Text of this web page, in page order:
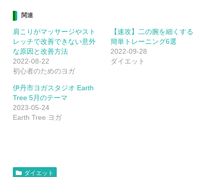
関連
肩こりがマッサージやスト
レッチで改善できない意外
な原因と改善方法
2022-08-22
初心者のためのヨガ
【速攻】二の腕を細くする
簡単トレーニング6選
2022-09-28
ダイエット
伊丹市ヨガスタジオ Earth
Tree 5月のテーマ
2023-05-24
Earth Tree ヨガ
ダイエット